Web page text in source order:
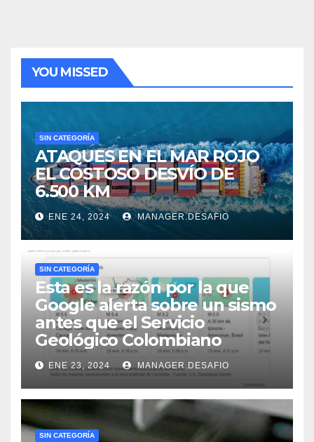
YOU MISSED
SIN CATEGORÍA
ATAQUES EN EL MAR ROJO
EL COSTOSO DESVÍO DE
6.500 KM
ENE 24, 2024 MANAGER.DESAFIO
SIN CATEGORÍA
Esta es la razón por la que
Google alerta sobre un sismo
antes que el Servicio
Geológico Colombiano
ENE 23, 2024 MANAGER.DESAFIO
SIN CATEGORÍA